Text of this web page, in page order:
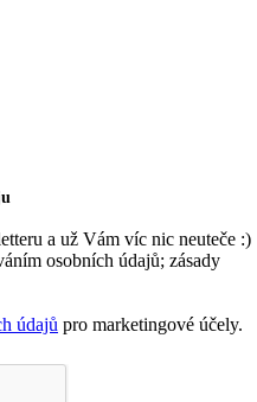
a už Vám víc nic neuteče :)
osobních údajů; zásady
údajů pro marketingové účely.